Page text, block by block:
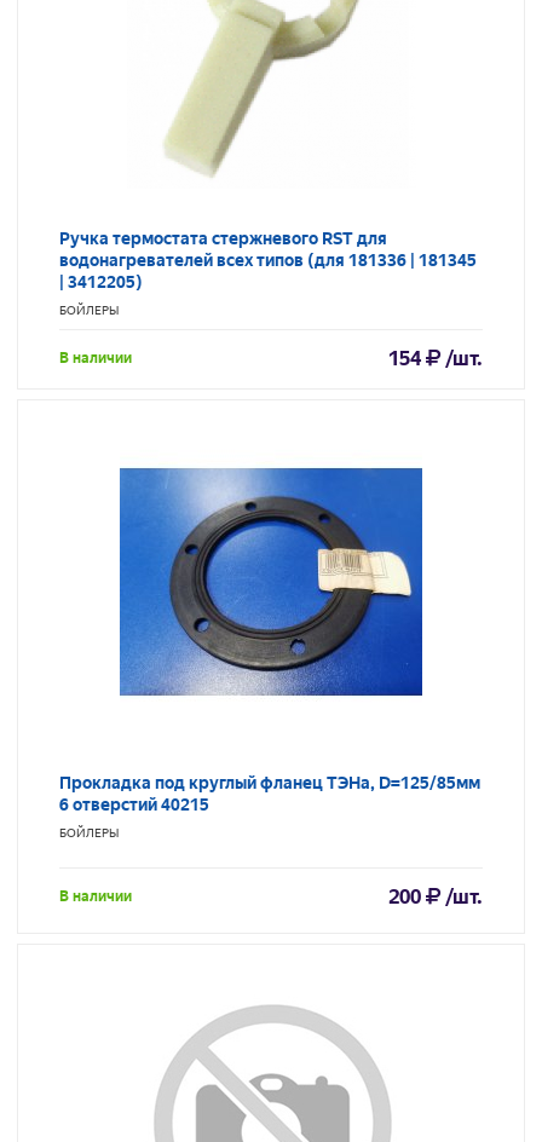
Ручка термостата стержневого RST для
водонагревателей всех типов (для 181336 | 181345
| 3412205)
БОЙЛЕРЫ
В наличии 154 /шт.
Прокладка под круглый фланец ТЭНа, D=125/85мм
6 отверстий 40215
БОЙЛЕРЫ
В наличии 200 /шт.